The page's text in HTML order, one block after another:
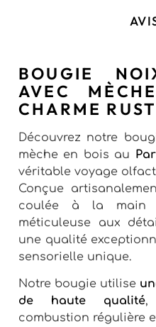
BOUGIE
AVEC
CHARME
Découvrez notre
mèche en bois au
véritable voyage
Conçue
coulée à la main
méticuleuse aux
une qualité
sensorielle unique.
Notre bougie utilise
de haute qualité,
combustion régulière